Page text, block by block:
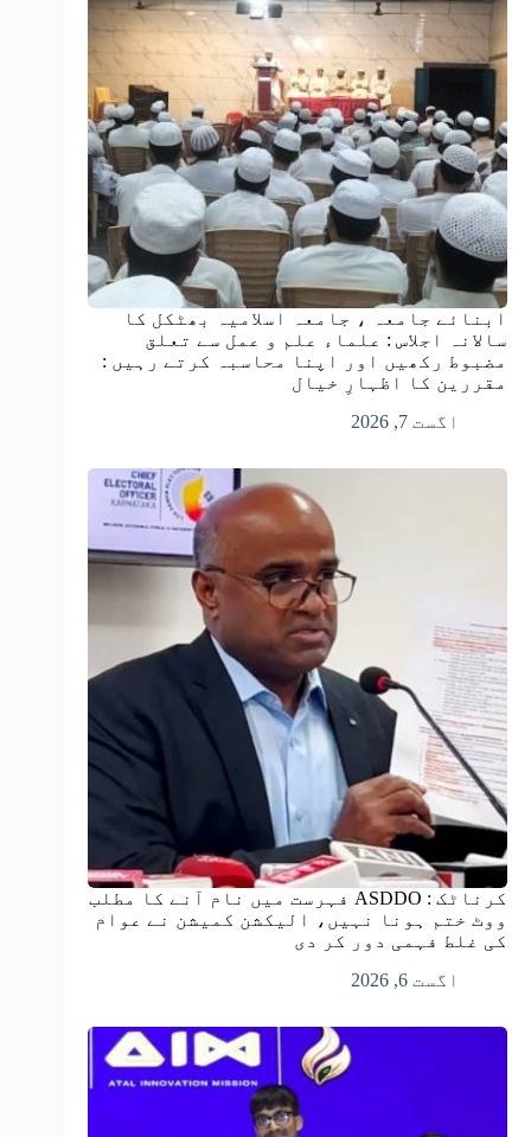
ابنائے جامعہ ، جامعہ اسلامیہ بھٹکل کا
سالانہ اجلاس : علماء علم و عمل سے تعلق
مضبوط رکھیں اور اپنا محاسبہ کرتے رہیں :
مقررین کا اظہارِ خیال
اگست 7, 2026
کرناٹک : ASDDO فہرست میں نام آنے کا مطلب
ووٹ ختم ہونا نہیں، الیکشن کمیشن نے عوام
کی غلط فہمی دور کر دی
اگست 6, 2026